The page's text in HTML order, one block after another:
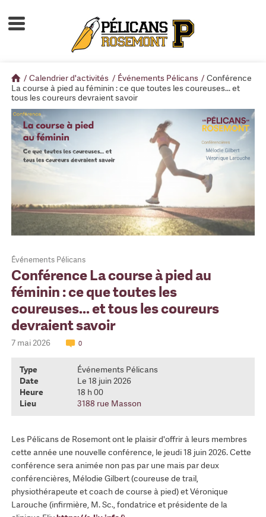
Accueil
Calendrier d'activités
Boutique
Devenir membre
/ Calendrier d'activités / Événements Pélicans / Conférence
La course à pied au féminin : ce que toutes les coureuses... et
tous les coureurs devraient savoir
Événements Pélicans
Conférence La course à pied au
féminin : ce que toutes les
coureuses... et tous les coureurs
devraient savoir
7 mai 2026 0
Type
Événements Pélicans
Date
Le 18 juin 2026
Heure
18 h 00
Lieu
3188 rue Masson
Les Pélicans de Rosemont ont le plaisir d'offrir à leurs membres
cette année une nouvelle conférence, le jeudi 18 juin 2026. Cette
conférence sera animée non pas par une mais par deux
conférencières, Mélodie Gilbert (coureuse de trail,
physiothérapeute et coach de course à pied) et Véronique
Larouche (infirmière, M. Sc., fondatrice et présidente de la